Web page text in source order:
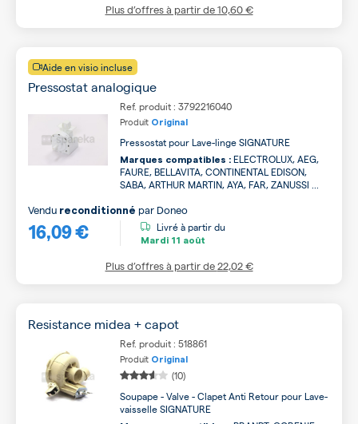
Plus d’offres à partir de10,60 €
Aide en visio incluse
Pressostat analogique
Ref. produit : 3792216040
Produit Original
Pressostat pour Lave-linge SIGNATURE
Marques compatibles : ELECTROLUX, AEG,
FAURE, BELLAVITA, CONTINENTAL EDISON,
SABA, ARTHUR MARTIN, AYA, FAR, ZANUSSI ...
16,09 €
Vendu reconditionné par Doneo
Livré à partir du
Mardi 11 août
Plus d’offres à partir de22,02 €
Resistance midea + capot
Ref. produit : 518861
Produit Original
(10)
Soupape - Valve - Clapet Anti Retour pour Lave-
vaisselle SIGNATURE